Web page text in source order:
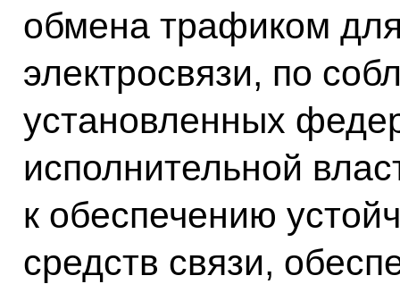
обмена трафиком
электросвязи, по
установленных
исполнительной
к обеспечению
средств связи,